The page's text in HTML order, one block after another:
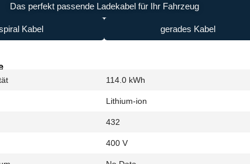
Das perfekt passende Ladekabel für Ihr Fahrzeug
Kabel gerades Kabel
114.0 kWh
Lithium-ion
432
400 V